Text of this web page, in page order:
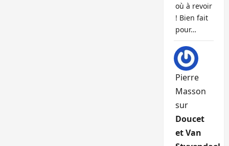
où à revoir
! Bien fait
pour…
Pierre
Masson
sur
Doucet
et Van